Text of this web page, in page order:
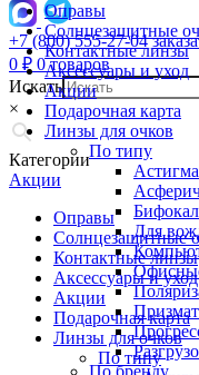
+7 (800) 555-27-04
0 ₽ 0 товаров
Искать
×
Категории
Акции
Оправы
Солнцезащитные
Контактные линзы
Аксессуары и уход
Акции
Подарочная карта
Линзы для очков
По типу
Оправы
Солнцезащитные
Контактные линзы
Аксессуары и уход
Акции
Подарочная карта
Линзы для очков
По типу
Для
По бренду